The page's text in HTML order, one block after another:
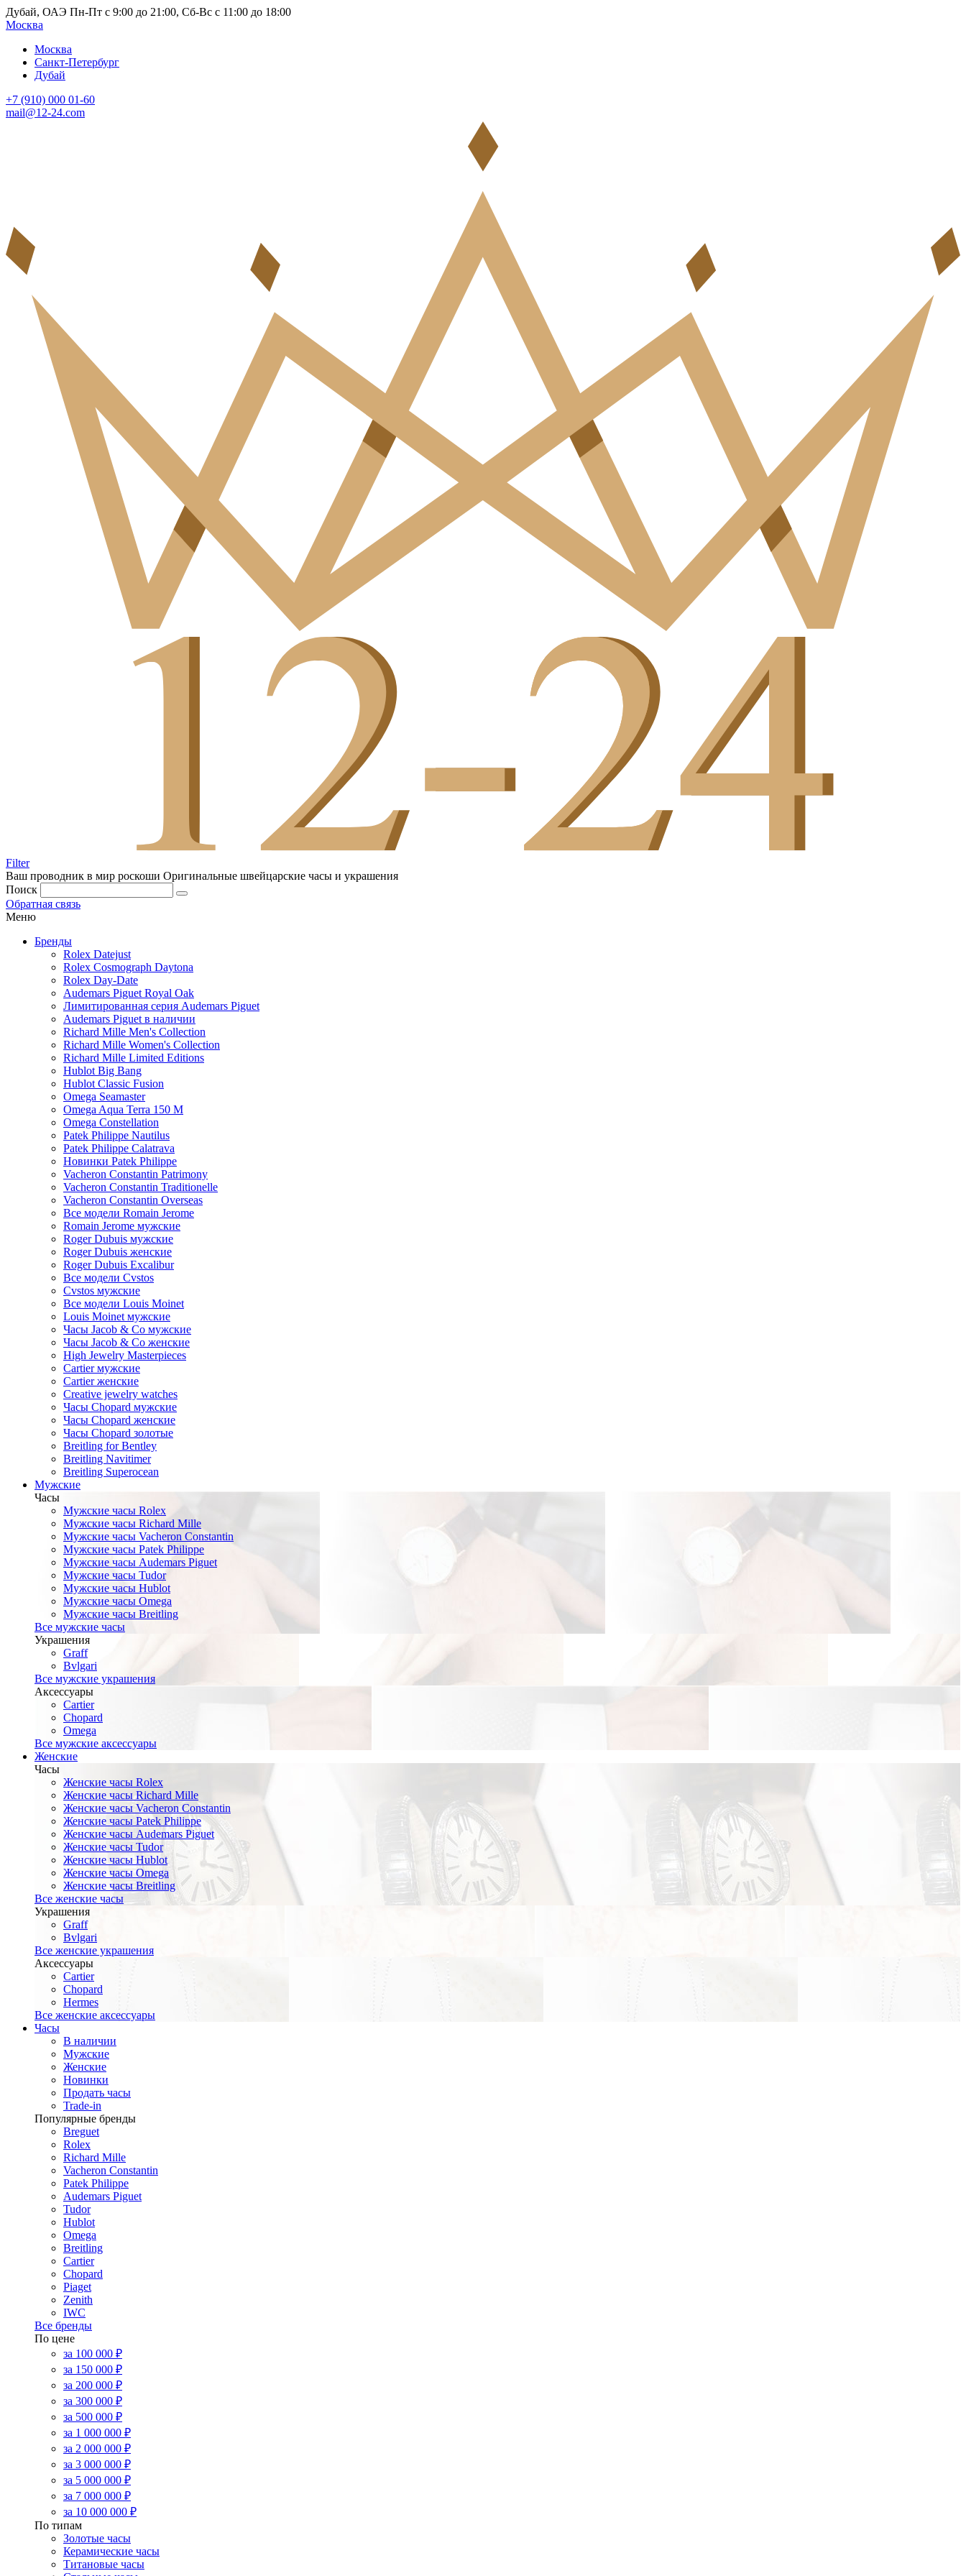
Дубай, ОАЭ Пн-Пт с 9:00 до 21:00, Сб-Вс с 11:00 до 18:00
Москва
Москва
Санкт-Петербург
Дубай
+7 (910) 000 01-60
mail@12-24.com
Filter
Ваш проводник в мир роскоши Оригинальные швейцарские часы и украшения
Поиск
Обратная связь
Меню
Бренды
Rolex Datejust
Rolex Cosmograph Daytona
Rolex Day-Date
Audemars Piguet Royal Oak
Лимитированная серия Audemars Piguet
Audemars Piguet в наличии
Richard Mille Men's Collection
Richard Mille Women's Collection
Richard Mille Limited Editions
Hublot Big Bang
Hublot Classic Fusion
Omega Seamaster
Omega Aqua Terra 150 M
Omega Constellation
Patek Philippe Nautilus
Patek Philippe Calatrava
Новинки Patek Philippe
Vacheron Constantin Patrimony
Vacheron Constantin Traditionelle
Vacheron Constantin Overseas
Все модели Romain Jerome
Romain Jerome мужские
Roger Dubuis мужские
Roger Dubuis женские
Roger Dubuis Excalibur
Все модели Cvstos
Cvstos мужские
Все модели Louis Moinet
Louis Moinet мужские
Часы Jacob & Co мужские
Часы Jacob & Co женские
High Jewelry Masterpieces
Cartier мужские
Cartier женские
Creative jewelry watches
Часы Chopard мужские
Часы Сhopard женские
Часы Сhopard золотые
Breitling for Bentley
Breitling Navitimer
Breitling Superocean
Мужские
Часы
Мужские часы Rolex
Мужские часы Richard Mille
Мужские часы Vacheron Constantin
Мужские часы Patek Philippe
Мужские часы Audemars Piguet
Мужские часы Tudor
Мужские часы Hublot
Мужские часы Omega
Мужские часы Breitling
Все мужские часы
Украшения
Graff
Bvlgari
Все мужские украшения
Аксессуары
Cartier
Chopard
Omega
Все мужские аксессуары
Женские
Часы
Женские часы Rolex
Женские часы Richard Mille
Женские часы Vacheron Constantin
Женские часы Patek Philippe
Женские часы Audemars Piguet
Женские часы Tudor
Женские часы Hublot
Женские часы Omega
Женские часы Breitling
Все женские часы
Украшения
Graff
Bvlgari
Все женские украшения
Аксессуары
Cartier
Chopard
Hermes
Все женские аксессуары
Часы
В наличии
Мужские
Женские
Новинки
Продать часы
Trade-in
Популярные бренды
Breguet
Rolex
Richard Mille
Vacheron Constantin
Patek Philippe
Audemars Piguet
Tudor
Hublot
Omega
Breitling
Cartier
Chopard
Piaget
Zenith
IWC
Все бренды
По цене
за 100 000 ₽
за 150 000 ₽
за 200 000 ₽
за 300 000 ₽
за 500 000 ₽
за 1 000 000 ₽
за 2 000 000 ₽
за 3 000 000 ₽
за 5 000 000 ₽
за 7 000 000 ₽
за 10 000 000 ₽
По типам
Золотые часы
Керамические часы
Титановые часы